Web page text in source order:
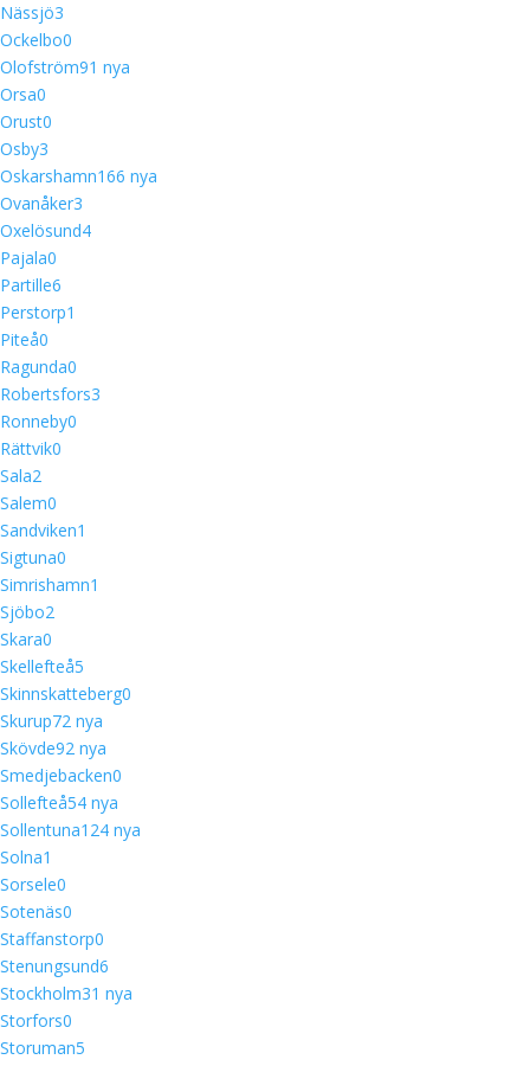
Nässjö3
Ockelbo0
Olofström91 nya
Orsa0
Orust0
Osby3
Oskarshamn166 nya
Ovanåker3
Oxelösund4
Pajala0
Partille6
Perstorp1
Piteå0
Ragunda0
Robertsfors3
Ronneby0
Rättvik0
Sala2
Salem0
Sandviken1
Sigtuna0
Simrishamn1
Sjöbo2
Skara0
Skellefteå5
Skinnskatteberg0
Skurup72 nya
Skövde92 nya
Smedjebacken0
Sollefteå54 nya
Sollentuna124 nya
Solna1
Sorsele0
Sotenäs0
Staffanstorp0
Stenungsund6
Stockholm31 nya
Storfors0
Storuman5